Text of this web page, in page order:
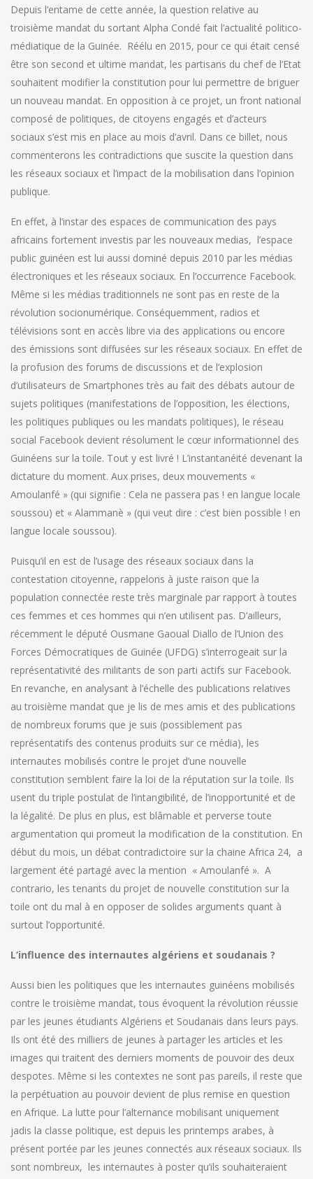
Depuis l’entame de cette année, la question relative au
troisième mandat du sortant Alpha Condé fait l’actualité politico-
médiatique de la Guinée. Réélu en 2015, pour ce qui était censé
être son second et ultime mandat, les partisans du chef de l’Etat
souhaitent modifier la constitution pour lui permettre de briguer
un nouveau mandat. En opposition à ce projet, un front national
composé de politiques, de citoyens engagés et d’acteurs
sociaux s’est mis en place au mois d’avril. Dans ce billet, nous
commenterons les contradictions que suscite la question dans
les réseaux sociaux et l’impact de la mobilisation dans l’opinion
publique.
En effet, à l’instar des espaces de communication des pays
africains fortement investis par les nouveaux medias, l’espace
public guinéen est lui aussi dominé depuis 2010 par les médias
électroniques et les réseaux sociaux. En l’occurrence Facebook.
Même si les médias traditionnels ne sont pas en reste de la
révolution socionumérique. Conséquemment, radios et
télévisions sont en accès libre via des applications ou encore
des émissions sont diffusées sur les réseaux sociaux. En effet de
la profusion des forums de discussions et de l’explosion
d’utilisateurs de Smartphones très au fait des débats autour de
sujets politiques (manifestations de l’opposition, les élections,
les politiques publiques ou les mandats politiques), le réseau
social Facebook devient résolument le cœur informationnel des
Guinéens sur la toile. Tout y est livré ! L’instantanéité devenant la
dictature du moment. Aux prises, deux mouvements «
Amoulanfé » (qui signifie : Cela ne passera pas ! en langue locale
soussou) et « Alammanè » (qui veut dire : c’est bien possible ! en
langue locale soussou).
Puisqu’il en est de l’usage des réseaux sociaux dans la
contestation citoyenne, rappelons à juste raison que la
population connectée reste très marginale par rapport à toutes
ces femmes et ces hommes qui n’en utilisent pas. D’ailleurs,
récemment le député Ousmane Gaoual Diallo de l’Union des
Forces Démocratiques de Guinée (UFDG) s’interrogeait sur la
représentativité des militants de son parti actifs sur Facebook.
En revanche, en analysant à l’échelle des publications relatives
au troisième mandat que je lis de mes amis et des publications
de nombreux forums que je suis (possiblement pas
représentatifs des contenus produits sur ce média), les
internautes mobilisés contre le projet d’une nouvelle
constitution semblent faire la loi de la réputation sur la toile. Ils
usent du triple postulat de l’intangibilité, de l’inopportunité et de
la légalité. De plus en plus, est blâmable et perverse toute
argumentation qui promeut la modification de la constitution. En
début du mois, un débat contradictoire sur la chaine Africa 24, a
largement été partagé avec la mention « Amoulanfé ». A
contrario, les tenants du projet de nouvelle constitution sur la
toile ont du mal à en opposer de solides arguments quant à
surtout l’opportunité.
L’influence des internautes algériens et soudanais ?
Aussi bien les politiques que les internautes guinéens mobilisés
contre le troisième mandat, tous évoquent la révolution réussie
par les jeunes étudiants Algériens et Soudanais dans leurs pays.
Ils ont été des milliers de jeunes à partager les articles et les
images qui traitent des derniers moments de pouvoir des deux
despotes. Même si les contextes ne sont pas pareils, il reste que
la perpétuation au pouvoir devient de plus remise en question
en Afrique. La lutte pour l’alternance mobilisant uniquement
jadis la classe politique, est depuis les printemps arabes, à
présent portée par les jeunes connectés aux réseaux sociaux. Ils
sont nombreux, les internautes à poster qu’ils souhaiteraient